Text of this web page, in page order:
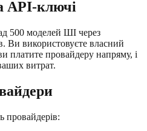
API-ключі
500 моделей ШІ через
Ви використовуєте власний
провайдеру напряму, і
витрат.
провайдерів: